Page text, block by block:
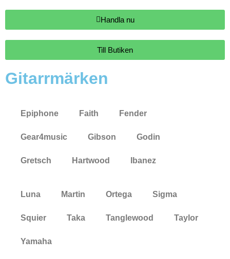
Handla nu
Till Butiken
Gitarrmärken
Epiphone Faith Fender
Gear4music Gibson Godin
Gretsch Hartwood Ibanez
Luna Martin Ortega Sigma
Squier Taka Tanglewood Taylor
Yamaha